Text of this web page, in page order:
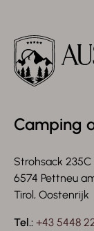
Camping
Strohsack 235C
6574 Pettneu
Tirol, Oostenrijk
Tel.: +43 5448